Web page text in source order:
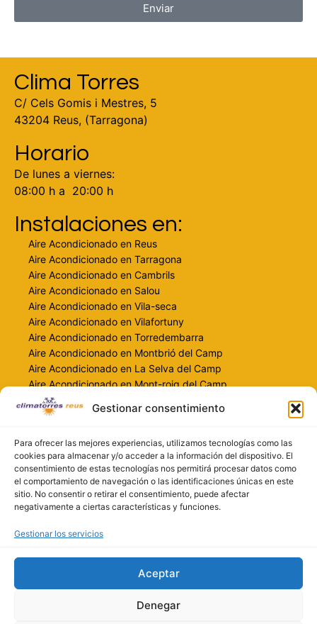
Gestionar consentimiento
Para ofrecer las mejores experiencias, utilizamos tecnologías como las
cookies para almacenar y/o acceder a la información del dispositivo. El
consentimiento de estas tecnologías nos permitirá procesar datos como
el comportamiento de navegación o las identificaciones únicas en este
sitio. No consentir o retirar el consentimiento, puede afectar
negativamente a ciertas características y funciones.
Gestionar los servicios
Aceptar
Denegar
Enviar
Clima Torres
C/ Cels Gomis i Mestres, 5
43204 Reus, (Tarragona)
Horario
De lunes a viernes:
08:00 h a 20:00 h
Instalaciones en:
Aire Acondicionado en Reus
Aire Acondicionado en Tarragona
Aire Acondicionado en Cambrils
Aire Acondicionado en Salou
Aire Acondicionado en Vila-seca
Aire Acondicionado en Vilafortuny
Aire Acondicionado en Torredembarra
Aire Acondicionado en Montbrió del Camp
Aire Acondicionado en La Selva del Camp
Aire Acondicionado en Mont-roig del Camp
Contacto
info@climatorresreus.com
697 259 478
616 551 690
climatorresreus.com